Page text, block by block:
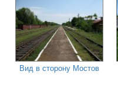
Вид в сторону Мостов